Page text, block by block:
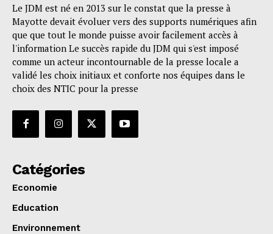
Le JDM est né en 2013 sur le constat que la presse à
Mayotte devait évoluer vers des supports numériques afin
que que tout le monde puisse avoir facilement accès à
l'information Le succès rapide du JDM qui s'est imposé
comme un acteur incontournable de la presse locale a
validé les choix initiaux et conforte nos équipes dans le
choix des NTIC pour la presse
Catégories
Economie
Education
Environnement